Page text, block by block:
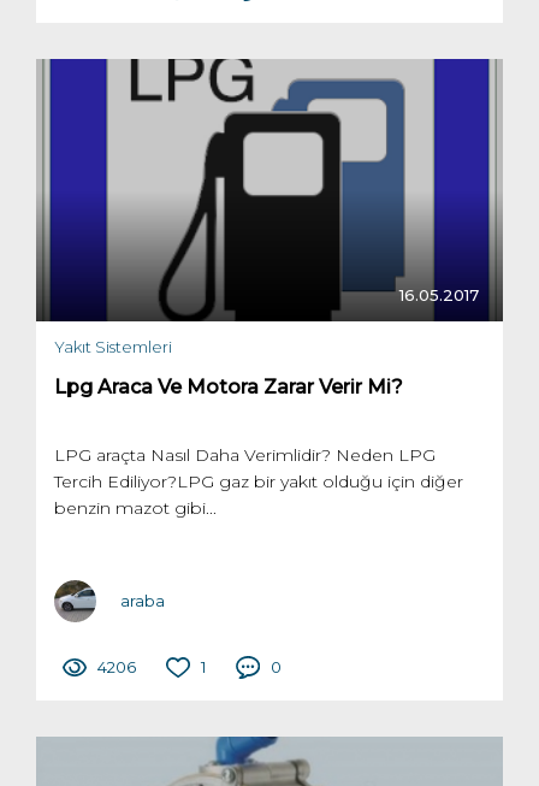
16.05.2017
Yakıt Sistemleri
Lpg Araca Ve Motora Zarar Verir Mi?
LPG araçta Nasıl Daha Verimlidir? Neden LPG
Tercih Ediliyor?LPG gaz bir yakıt olduğu için diğer
benzin mazot gibi...
araba
4206 1 0